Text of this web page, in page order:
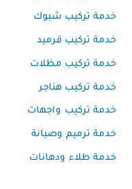
خدمة تركيب شبوك
خدمة تركيب قرميد
خدمة تركيب مظلات
خدمة تركيب هناجر
خدمة تركيب واجهات
خدمة ترميم وصيانة
خدمة طلاء ودهانات